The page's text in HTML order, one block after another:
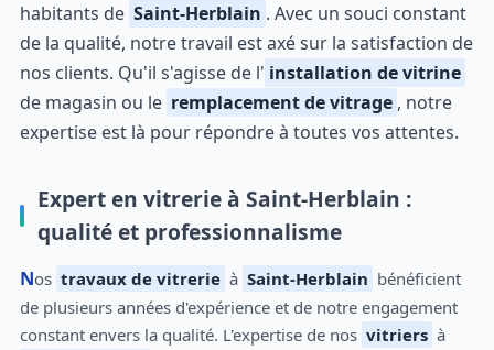
habitants de Saint-Herblain . Avec un souci constant
de la qualité, notre travail est axé sur la satisfaction de
nos clients. Qu'il s'agisse de l' installation de vitrine
de magasin ou le remplacement de vitrage , notre
expertise est là pour répondre à toutes vos attentes.
Expert en vitrerie à Saint-Herblain :
qualité et professionnalisme
Nos travaux de vitrerie à Saint-Herblain bénéficient
de plusieurs années d'expérience et de notre engagement
constant envers la qualité. L'expertise de nos vitriers à